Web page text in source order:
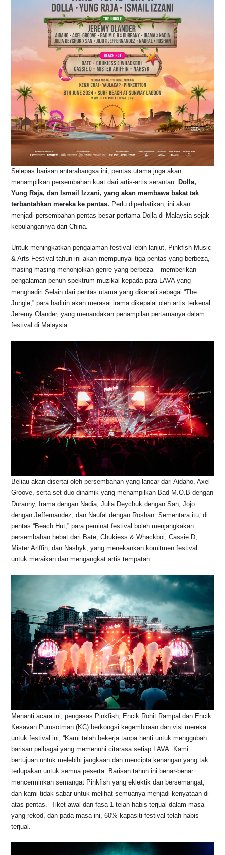
Selepas barisan antarabangsa ini, pentas utama juga akan
menampilkan persembahan kuat dari artis-artis serantau: Dolla,
Yung Raja, dan Ismail Izzani, yang akan membawa bakat tak
terbantahkan mereka ke pentas. Perlu diperhatikan, ini akan
menjadi persembahan pentas besar pertama Dolla di Malaysia sejak
kepulangannya dari China.
Untuk meningkatkan pengalaman festival lebih lanjut, Pinkfish Music
& Arts Festival tahun ini akan mempunyai tiga pentas yang berbeza,
masing-masing menonjolkan genre yang berbeza – memberikan
pengalaman penuh spektrum muzikal kepada para LAVA yang
menghadiri.Selain dari pentas utama yang dikenali sebagai “The
Jungle,” para hadirin akan merasai irama dikepalai oleh artis terkenal
Jeremy Olander, yang menandakan penampilan pertamanya dalam
festival di Malaysia.
Beliau akan disertai oleh persembahan yang lancar dari Aidaho, Axel
Groove, serta set duo dinamik yang menampilkan Bad M.O.B dengan
Duranny, Irama dengan Nadia, Julia Deychuk dengan San, Jojo
dengan Jeffernandez, dan Naufal dengan Roshan. Sementara itu, di
pentas “Beach Hut,” para peminat festival boleh menjangkakan
persembahan hebat dari Bate, Chukiess & Whackboi, Cassie D,
Mister Ariffin, dan Nashyk, yang menekankan komitmen festival
untuk meraikan dan mengangkat artis tempatan.
Menanti acara ini, pengasas Pinkfish, Encik Rohit Rampal dan Encik
Kesavan Purusotman (KC) berkongsi kegembiraan dan visi mereka
untuk festival ini, “Kami telah bekerja tanpa henti untuk menggubah
barisan pelbagai yang memenuhi citarasa setiap LAVA. Kami
bertujuan untuk melebihi jangkaan dan mencipta kenangan yang tak
terlupakan untuk semua peserta. Barisan tahun ini benar-benar
mencerminkan semangat Pinkfish yang eklektik dan bersemangat,
dan kami tidak sabar untuk melihat semuanya menjadi kenyataan di
atas pentas.” Tiket awal dan fasa 1 telah habis terjual dalam masa
yang rekod, dan pada masa ini, 60% kapasiti festival telah habis
terjual.